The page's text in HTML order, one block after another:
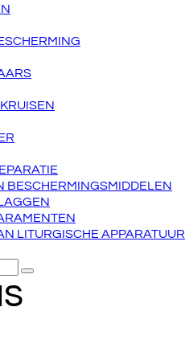
BESCHERMINGSMIDDELEN
LITURGISCHE APPARATUUR
Verzenden